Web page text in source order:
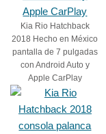
Kia Rio Hatchback
2018 Hecho en México
pantalla de 7 pulgadas
con Android Auto y
Apple CarPlay